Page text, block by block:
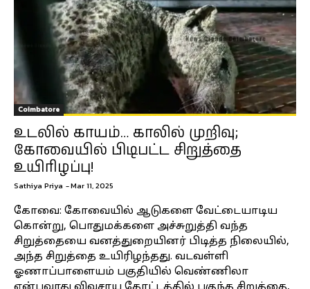
Coimbatore
உடலில் காயம்… காலில் முறிவு;
கோவையில் பிடிபட்ட சிறுத்தை
உயிரிழப்பு!
Sathiya Priya -Mar 11, 2025
கோவை: கோவையில் ஆடுகளை வேட்டையாடிய
கொன்று, பொதுமக்களை அச்சுறுத்தி வந்த
சிறுத்தையை வனத்துறையினர் பிடித்த நிலையில்,
அந்த சிறுத்தை உயிரிழந்தது. வடவள்ளி
ஓணாப்பாளையம் பகுதியில் வெண்ணிலா